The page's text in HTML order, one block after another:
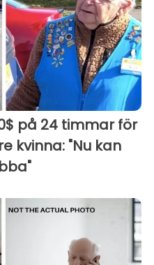
på 24 timmar för
kvinna: "Nu kan